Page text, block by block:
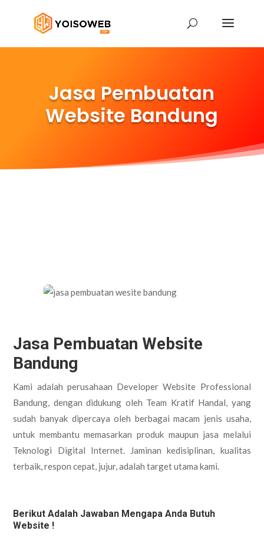
Jasa Pembuatan
Website Bandung
Jasa Pembuatan Website
Bandung
Kami adalah perusahaan Developer Website Professional
Bandung, dengan didukung oleh Team Kratif Handal, yang
sudah banyak dipercaya oleh berbagai macam jenis usaha,
untuk membantu memasarkan produk maupun jasa melalui
Teknologi Digital Internet. Jaminan kedisiplinan, kualitas
terbaik, respon cepat, jujur, adalah target utama kami.
Berikut Adalah Jawaban Mengapa Anda Butuh
Website !